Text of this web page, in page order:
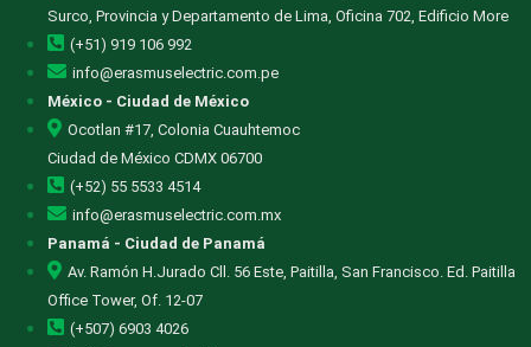
Surco, Provincia y Departamento de Lima, Oficina 702, Edificio More
(+51) 919 106 992
info@erasmuselectric.com.pe
México - Ciudad de México
Ocotlan #17, Colonia Cuauhtemoc
Ciudad de México CDMX 06700
(+52) 55 5533 4514
info@erasmuselectric.com.mx
Panamá - Ciudad de Panamá
Av. Ramón H.Jurado Cll. 56 Este, Paitilla, San Francisco. Ed. Paitilla
Office Tower, Of. 12-07
(+507) 6903 4026